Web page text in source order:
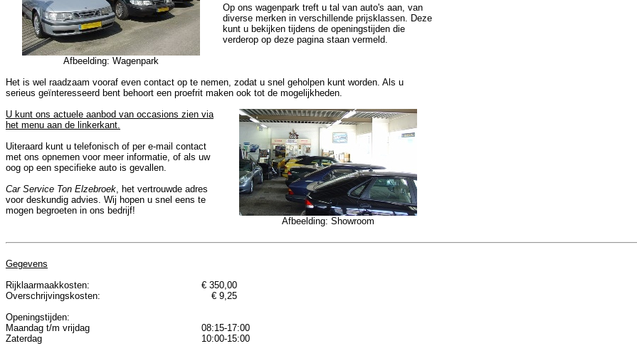
Afbeelding: Wagenpark
Op ons wagenpark treft u tal van auto's aan, van
diverse merken in verschillende prijsklassen. Deze
kunt u bekijken tijdens de openingstijden die
verderop op deze pagina staan vermeld.
Het is wel raadzaam vooraf even contact op te nemen, zodat u snel geholpen kunt worden. Als u
serieus geïnteresseerd bent behoort een proefrit maken ook tot de mogelijkheden.
U kunt ons actuele aanbod van occasions zien via
het menu aan de linkerkant.
Uiteraard kunt u telefonisch of per e-mail contact
met ons opnemen voor meer informatie, of als uw
oog op een specifieke auto is gevallen.
Car Service Ton Elzebroek, het vertrouwde adres
voor deskundig advies. Wij hopen u snel eens te
mogen begroeten in ons bedrijf!
Afbeelding: Showroom
Gegevens
Rijklaarmaakkosten:
Overschrijvingskosten:
€ 350,00
€ 9,25
Openingstijden:
Maandag t/m vrijdag
Zaterdag
08:15-17:00
10:00-15:00